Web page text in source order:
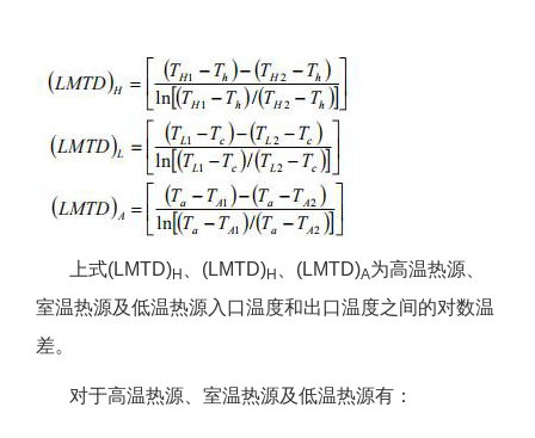
上式(LMTD)H 、(LMTD)H 、(LMTD)A为高温热源、
室温热源及低温热源入口温度和出口温度之间的对数温
差。
对于高温热源、室温热源及低温热源有：